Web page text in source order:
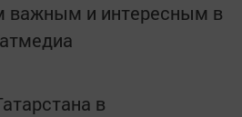
важным и интересным в
в